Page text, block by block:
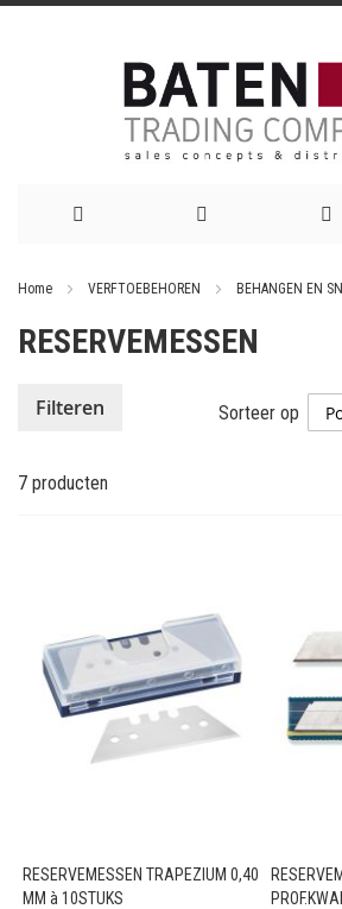
de
Home VERFTOEBEHOREN BEHANGEN EN
RESERVEMESSEN
7 producten
Sorteer op
RESERVEMESSEN TRAPEZIUM 0,40
MM à 10STUKS
Filteren